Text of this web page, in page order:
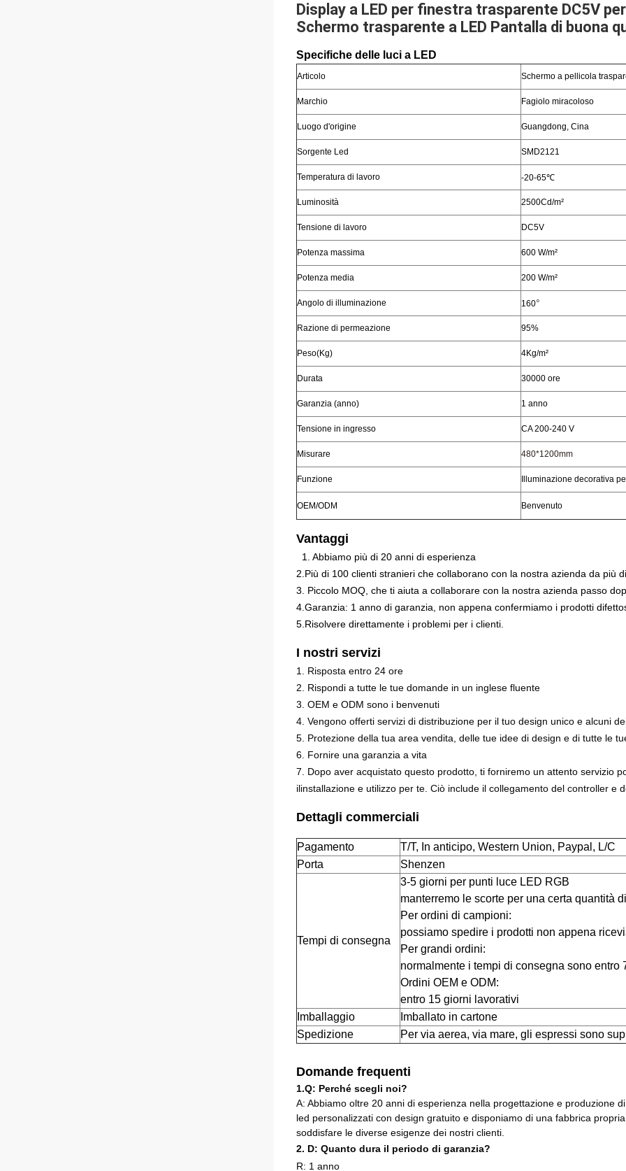
Display a LED per finestra trasparente DC5V
Schermo trasparente a LED Pantalla di buona
Specifiche delle luci a LED
Articolo Schermo a pellicola
Marchio Fagiolo miracoloso
Luogo d'origine Guangdong, Cina
Sorgente Led SMD2121
Temperatura di lavoro -20-65℃
Luminosità 2500Cd/m²
Tensione di lavoro DC5V
Potenza massima 600 W/m²
Potenza media 200 W/m²
Angolo di illuminazione 160°
Razione di permeazione 95%
Peso(Kg) 4Kg/m²
Durata 30000 ore
Garanzia (anno) 1 anno
Tensione in ingresso CA 200-240 V
Misurare 480*1200mm
Funzione Illuminazione decorativa
OEM/ODM Benvenuto
Vantaggi
1. Abbiamo più di 20 anni di esperienza
2.Più di 100 clienti stranieri che collaborano con la nostra azienda da più
3. Piccolo MOQ, che ti aiuta a collaborare con la nostra azienda passo
4.Garanzia: 1 anno di garanzia, non appena confermiamo i prodotti
5.Risolvere direttamente i problemi per i clienti.
I nostri servizi
1. Risposta entro 24 ore
2. Rispondi a tutte le tue domande in un inglese fluente
3. OEM e ODM sono i benvenuti
4. Vengono offerti servizi di distribuzione per il tuo design unico e alcuni
5. Protezione della tua area vendita, delle tue idee di design e di tutte le
6. Fornire una garanzia a vita
7. Dopo aver acquistato questo prodotto, ti forniremo un attento servizio
ilinstallazione e utilizzo per te. Ciò include il collegamento del controller e
Dettagli commerciali
Pagamento
T/T, In anticipo, Western Union, Paypal, L/C
Porta
Shenzen
Tempi di consegna
3-5 giorni per punti luce LED RGB
manterremo le scorte per una certa quantità
Per ordini di campioni:
possiamo spedire i prodotti non appena
Per grandi ordini:
normalmente i tempi di consegna sono entro
Ordini OEM e ODM:
entro 15 giorni lavorativi
Imballaggio
Imballato in cartone
Spedizione
Per via aerea, via mare, gli espressi sono
Domande frequenti
1.Q: Perché scegli noi?
A: Abbiamo oltre 20 anni di esperienza nella progettazione e produzione
led personalizzati con design gratuito e disponiamo di una fabbrica
soddisfare le diverse esigenze dei nostri clienti.
2. D: Quanto dura il periodo di garanzia?
R: 1 anno